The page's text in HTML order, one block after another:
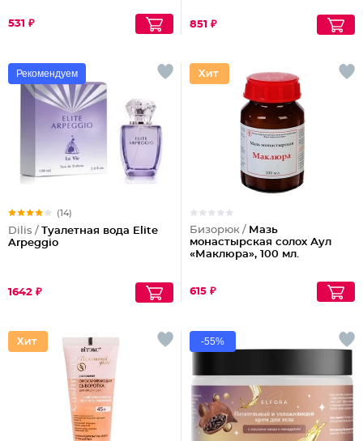
531 ₽ 851 ₽
Рекомендуем
(14)
Dilis / Туалетная вода Elite
Arpeggio
1642 ₽
Бизорюк / Мазь
монастырская солох Аул
«Маклюра», 100 мл.
615 ₽
-55%